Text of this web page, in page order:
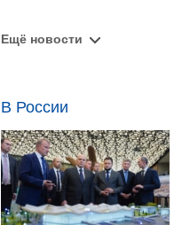
Ещё новости
В России